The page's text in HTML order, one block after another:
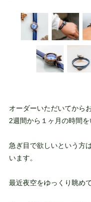
オーダーいただいてから
2週間から１ヶ月の時間を
急ぎ目で欲しいという方
います。
最近夜空をゆっくり眺め